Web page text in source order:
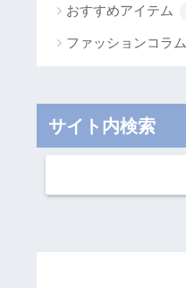
おすすめアイテム
ファッションコラム
サイト内検索